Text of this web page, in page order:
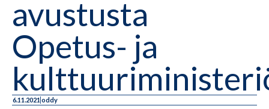
avustusta
Opetus- ja
6.11.2021 oddy